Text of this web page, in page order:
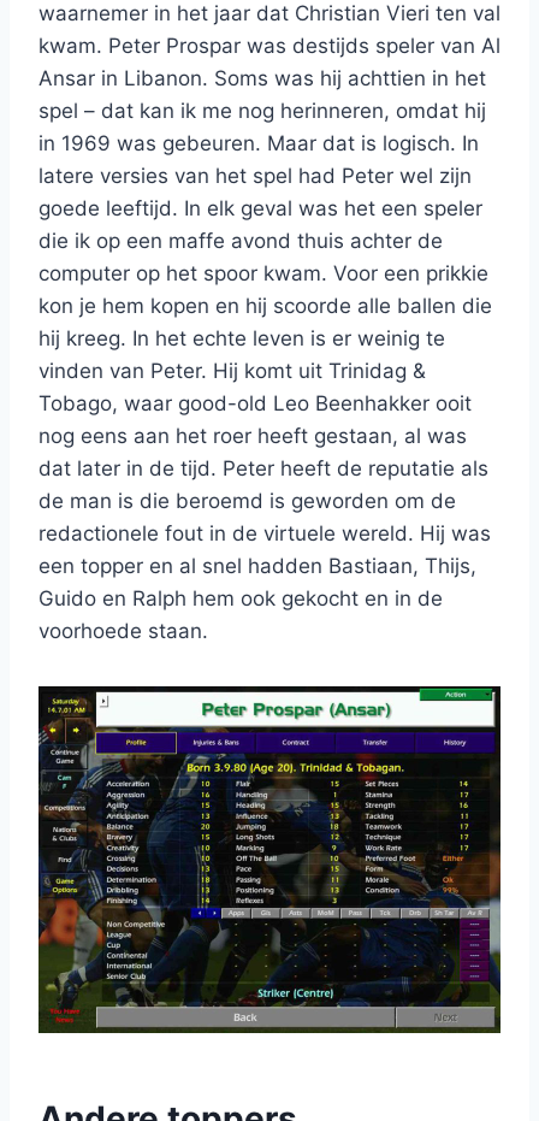
waarnemer in het jaar dat Christian Vieri ten val
kwam. Peter Prospar was destijds speler van Al
Ansar in Libanon. Soms was hij achttien in het
spel – dat kan ik me nog herinneren, omdat hij
in 1969 was gebeuren. Maar dat is logisch. In
latere versies van het spel had Peter wel zijn
goede leeftijd. In elk geval was het een speler
die ik op een maffe avond thuis achter de
computer op het spoor kwam. Voor een prikkie
kon je hem kopen en hij scoorde alle ballen die
hij kreeg. In het echte leven is er weinig te
vinden van Peter. Hij komt uit Trinidag &
Tobago, waar good-old Leo Beenhakker ooit
nog eens aan het roer heeft gestaan, al was
dat later in de tijd. Peter heeft de reputatie als
de man is die beroemd is geworden om de
redactionele fout in de virtuele wereld. Hij was
een topper en al snel hadden Bastiaan, Thijs,
Guido en Ralph hem ook gekocht en in de
voorhoede staan.